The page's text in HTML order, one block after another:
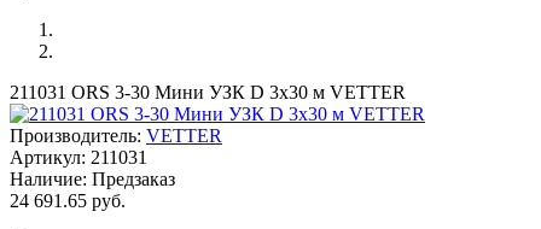
211031 ORS 3-30 Мини УЗК D 3x30 м VETTER
Производитель: VETTER
Артикул: 211031
Наличие: Предзаказ
24 691.65 руб.